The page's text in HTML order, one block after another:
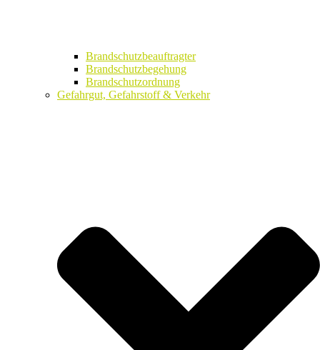
Brandschutzbeauftragter
Brandschutzbegehung
Brandschutzordnung
Gefahrgut, Gefahrstoff & Verkehr